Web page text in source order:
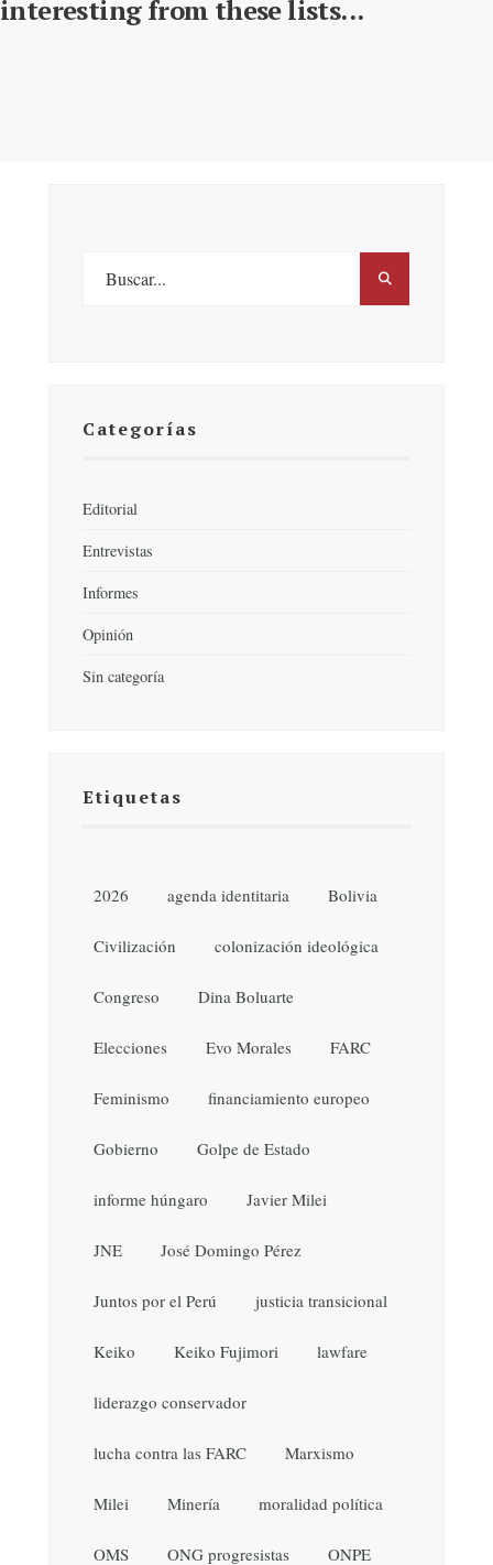
interesting from these lists...
Categorías
Editorial
Entrevistas
Informes
Opinión
Sin categoría
Etiquetas
2026 agenda identitaria Bolivia
Civilización colonización ideológica
Congreso Dina Boluarte
Elecciones Evo Morales FARC
Feminismo financiamiento europeo
Gobierno Golpe de Estado
informe húngaro Javier Milei
JNE José Domingo Pérez
Juntos por el Perú justicia transicional
Keiko Keiko Fujimori lawfare
liderazgo conservador
lucha contra las FARC Marxismo
Milei Minería moralidad política
OMS ONG progresistas ONPE